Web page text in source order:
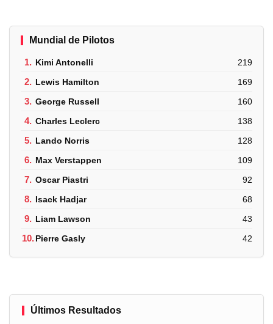
Mundial de Pilotos
1. Kimi Antonelli 219
2. Lewis Hamilton 169
3. George Russell 160
4. Charles Leclerc 138
5. Lando Norris 128
6. Max Verstappen 109
7. Oscar Piastri 92
8. Isack Hadjar 68
9. Liam Lawson 43
10.Pierre Gasly 42
Últimos Resultados